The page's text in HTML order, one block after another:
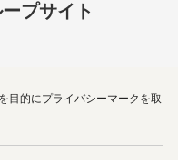
プサイト
目的にプライバシーマークを取